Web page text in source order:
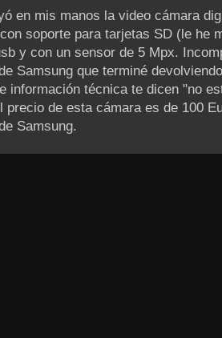
en mis manos la video cámara
soporte para tarjetas SD (le he
y con un sensor de 5 Mpx.
Samsung que terminé
información técnica te dicen "no
precio de esta cámara es de 100
Samsung.